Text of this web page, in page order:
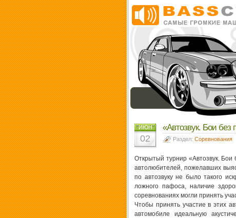
ИЮН
02
«Автозвук. Бои без
Раздел: Соревнования
Открытый турнир «Автозвук.
автолюбителей, пожелавших
по автозвуку не было такого
ложного пафоса, наличие
соревнованиях могли принять
Чтобы принять участие в этих
автомобиле идеальную